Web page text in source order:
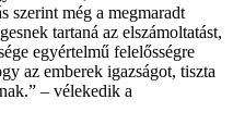
szerint még a megmaradt
tartaná az elszámoltatást,
egyértelmű felelősségre
az emberek igazságot, tiszta
– vélekedik a